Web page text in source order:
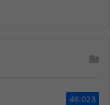
46.023